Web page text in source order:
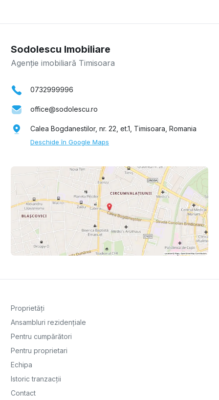
Sodolescu Imobiliare
Agenție imobiliară Timisoara
0732999996
office@sodolescu.ro
Calea Bogdanestilor, nr. 22, et.1, Timisoara, Romania
Deschide în Google Maps
Proprietăți
Ansambluri rezidențiale
Pentru cumpărători
Pentru proprietari
Echipa
Istoric tranzacții
Contact